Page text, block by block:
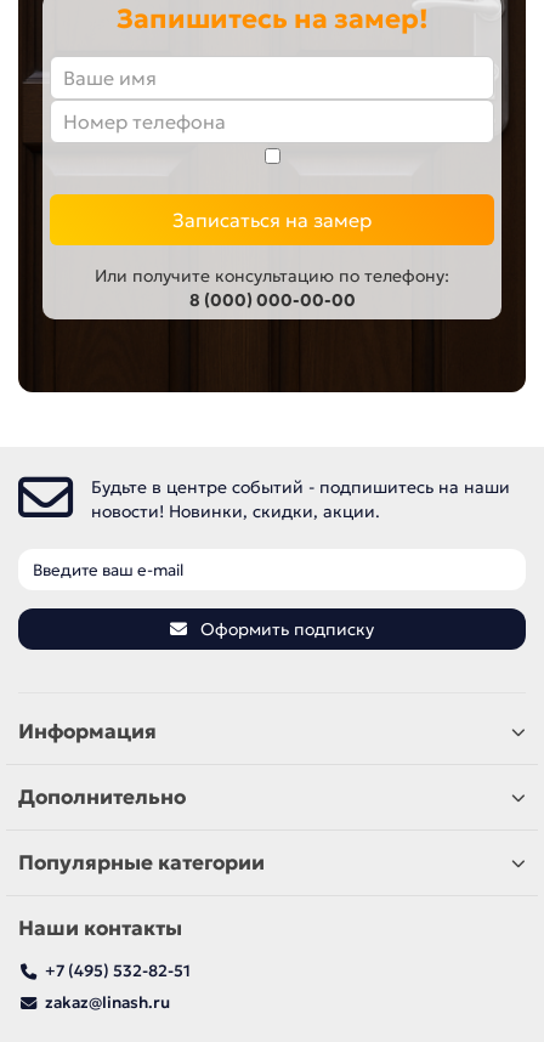
Запишитесь на замер!
Записаться на замер
Или получите консультацию по телефону:
8 (000) 000-00-00
Будьте в центре событий - подпишитесь на наши
новости! Новинки, скидки, акции.
Оформить подписку
Информация
Дополнительно
Популярные категории
Наши контакты
+7 (495) 532-82-51
zakaz@linash.ru